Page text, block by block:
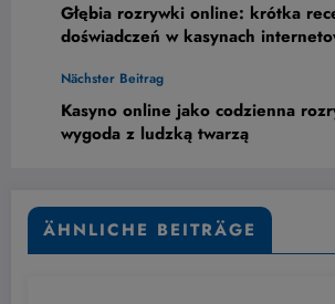
Głębia rozrywki online: krótka
doświadczeń w kasynach
Nächster Beitrag
Kasyno online jako codzienna
wygoda z ludzką twarzą
ÄHNLICHE BEITRÄGE